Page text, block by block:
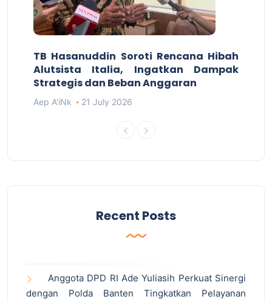
TB Hasanuddin Soroti Rencana Hibah
Alutsista Italia, Ingatkan Dampak
Strategis dan Beban Anggaran
Aep A'iNk 21 July 2026
Recent Posts
Anggota DPD RI Ade Yuliasih Perkuat Sinergi
dengan Polda Banten Tingkatkan Pelayanan